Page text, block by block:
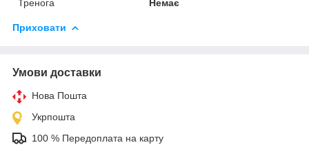
Тренога
Немає
Приховати
Умови доставки
Нова Пошта
Укрпошта
100 % Передоплата на карту